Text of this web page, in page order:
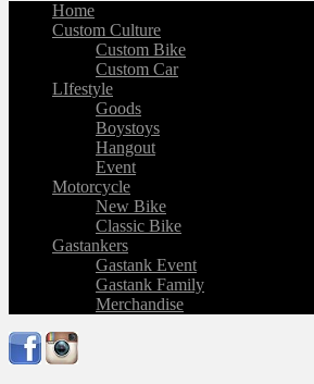
Home
Custom Culture
Custom Bike
Custom Car
LIfestyle
Goods
Boystoys
Hangout
Event
Motorcycle
New Bike
Classic Bike
Gastankers
Gastank Event
Gastank Family
Merchandise